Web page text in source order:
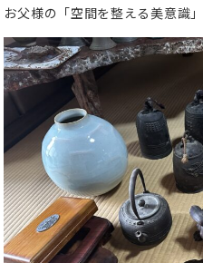
お父様の「空間を整える美意識